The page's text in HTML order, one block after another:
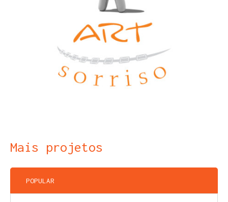
Mais projetos
POPULAR